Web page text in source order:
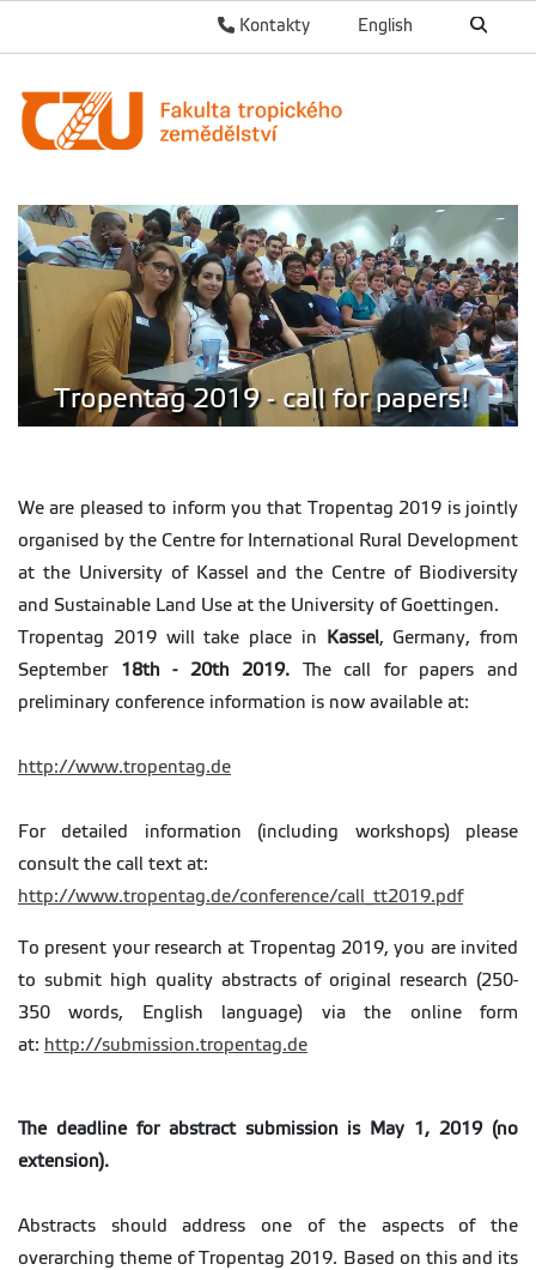
English
Kontakty
Tropentag 2019 - call for papers!
We are pleased to inform you that Tropentag 2019 is jointly
organised by the Centre for International Rural Development
at the University of Kassel and the Centre of Biodiversity
and Sustainable Land Use at the University of Goettingen.
Tropentag 2019 will take place in
Kassel, Germany, from
September 18th - 20th 2019. The call for papers and
preliminary conference information is now available at:
http://www.tropentag.de
For detailed information (including workshops) please
consult the call text at:
http://www.tropentag.de/conference/call_tt2019.pdf
To present your research at Tropentag 2019, you are invited
to submit high quality abstracts of original research (250-
350 words, English language) via the online form
at: http://submission.tropentag.de
The deadline for abstract submission is May 1, 2019 (no
extension).
Abstracts should address one of the aspects of the
overarching theme of Tropentag 2019. Based on this and its